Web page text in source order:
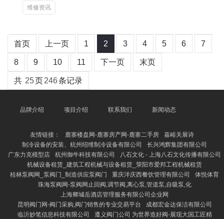
维修资讯
首页 上一页 1 2 3 4 5 6 7
8 9 10 11 下一页 末页
共 25页246条记录
品牌介绍 项目介绍 联系我们 新闻动态
友情链接： 鹿寨楼盘网-鹿寨房产网-鹿寨二手房
嘉峪关展诗
制冷设备的安装、杭州绍维制冷设备有限公司
长兴鸿辉集团有限公司
广东力克模型店
杭州御牛科技有限公司
八石文化 - 上海八石文化传播有限公司
机械设备租赁_建筑工程机械与设备租赁_荥阳市爱邦工程机械租赁
桂林泵阀网_泵阀门_制造供应泵阀门
重庆洋庆西餐饮管理有限公司
体悦体育
珠海泵阀网-泵阀网止回阀,调节阀,离心泵,管道泵,自吸泵,化
上海卿城岳酒店管理服务有限公司企业网
昆明阀门网-阀门采购,阀门销售的专业交易平台
成都宏金达保洁有限公司
临沂妙笔信息科技有限公司
遵义阀门公司 为世界造好阀-展现大国工匠精